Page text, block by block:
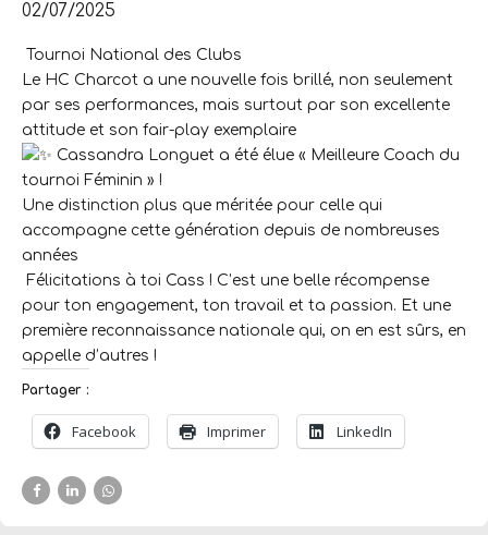
02/07/2025
Tournoi National des Clubs
Le HC Charcot a une nouvelle fois brillé, non seulement
par ses performances, mais surtout par son excellente
attitude et son fair-play exemplaire
Cassandra Longuet a été élue « Meilleure Coach du
tournoi Féminin » !
Une distinction plus que méritée pour celle qui
accompagne cette génération depuis de nombreuses
années
Félicitations à toi Cass ! C’est une belle récompense
pour ton engagement, ton travail et ta passion. Et une
première reconnaissance nationale qui, on en est sûrs, en
appelle d’autres !
Partager :
Facebook Imprimer LinkedIn